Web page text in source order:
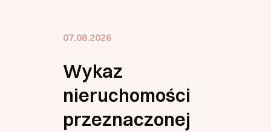
07.08.2026
Wykaz
nieruchomości
przeznaczonej